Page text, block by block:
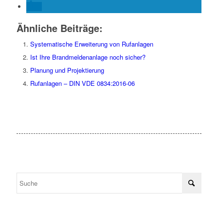
Ähnliche Beiträge:
Systematische Erweiterung von Rufanlagen
Ist Ihre Brandmeldenanlage noch sicher?
Planung und Projektierung
Rufanlagen – DIN VDE 0834:2016-06